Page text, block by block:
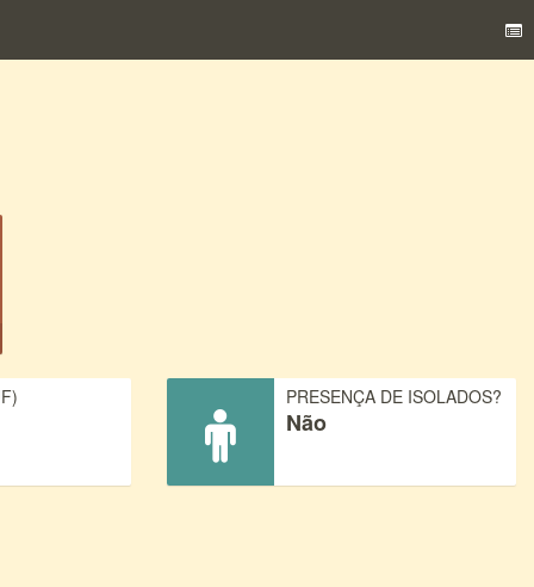
PRESENÇA DE ISOLADOS?
Não